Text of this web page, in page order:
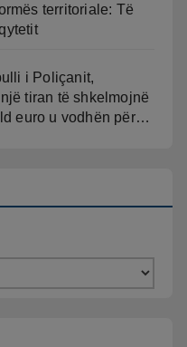
territoriale: Të
i Poliçanit,
tiran të shkelmojnë
euro u vodhën për…